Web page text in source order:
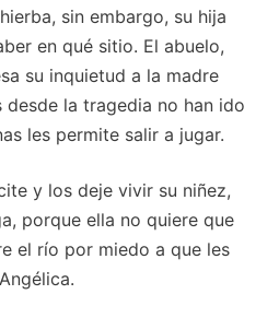
sin embargo, su hija
en qué sitio. El abuelo,
su inquietud a la madre
desde la tragedia no han ido
les permite salir a jugar.
y los deje vivir su niñez,
porque ella no quiere que
el río por miedo a que les